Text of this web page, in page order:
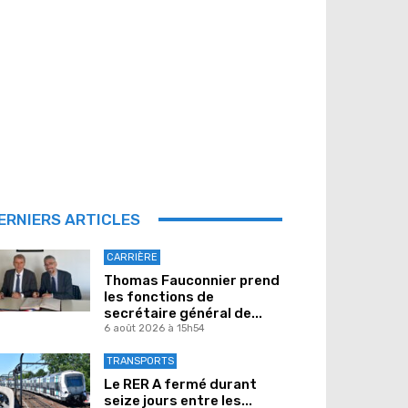
ARTICLES
CARRIÈRE
Thomas Fauconnier prend
les fonctions de
secrétaire général de...
6 août 2026 à 15h54
TRANSPORTS
Le RER A fermé durant
seize jours entre les...